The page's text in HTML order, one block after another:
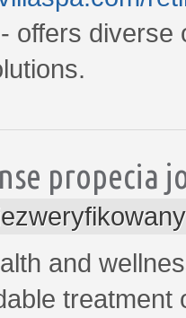
offers
propecia
and
treatment